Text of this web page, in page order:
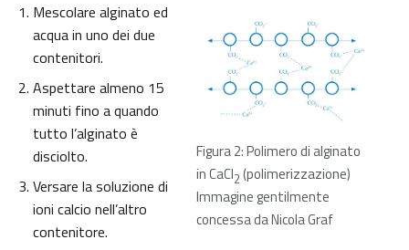
Figura 2: Polimero di alginato
in CaCl2(polimerizzazione)
Immagine gentilmente
concessa da Nicola Graf
Mescolare alginato ed
acqua in uno dei due
contenitori.
Aspettare almeno 15
minuti fino a quando
tutto l’alginato è
disciolto.
Versare la soluzione di
ioni calcio nell’altro
contenitore.